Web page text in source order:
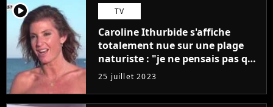
player2 TV
Caroline Ithurbide s'affiche
totalement nue sur une plage
naturiste : "je ne pensais pas que
j'arriverais à le faire..."
25 juillet 2023